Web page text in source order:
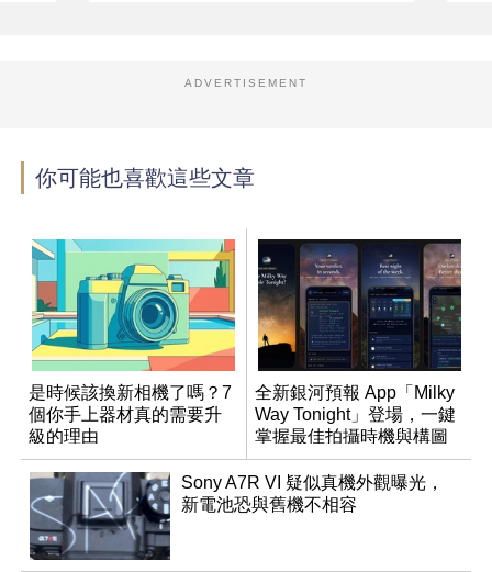
ADVERTISEMENT
你可能也喜歡這些文章
是時候該換新相機了嗎？7
個你手上器材真的需要升
級的理由
全新銀河預報 App「Milky
Way Tonight」登場，一鍵
掌握最佳拍攝時機與構圖
Sony A7R VI 疑似真機外觀曝光，
新電池恐與舊機不相容